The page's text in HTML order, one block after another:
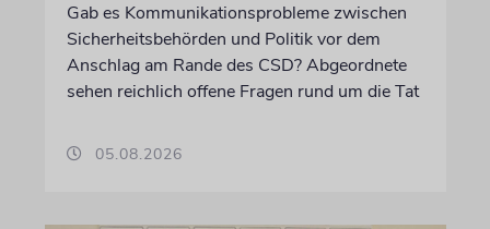
Gab es Kommunikationsprobleme zwischen
Sicherheitsbehörden und Politik vor dem
Anschlag am Rande des CSD? Abgeordnete
sehen reichlich offene Fragen rund um die Tat
05.08.2026